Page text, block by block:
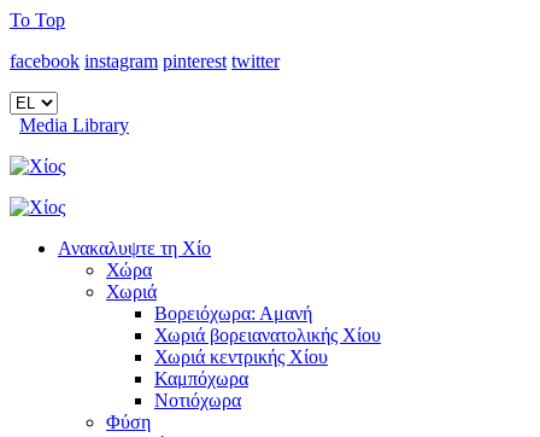
To Top
facebook instagram pinterest twitter
Media Library
Ανακαλυψτε τη Χίο
Χώρα
Χωριά
Βορειόχωρα: Αμανή
Χωριά βορειανατολικής Χίου
Χωριά κεντρικής Χίου
Καμπόχωρα
Νοτιόχωρα
Φύση